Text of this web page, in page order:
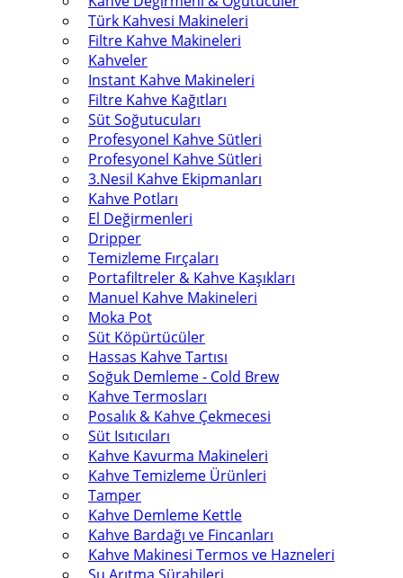
Türk Kahvesi Makineleri
Filtre Kahve Makineleri
Kahveler
Instant Kahve Makineleri
Filtre Kahve Kağıtları
Süt Soğutucuları
Profesyonel Kahve Sütleri
Profesyonel Kahve Sütleri
3.Nesil Kahve Ekipmanları
Kahve Potları
El Değirmenleri
Dripper
Temizleme Fırçaları
Portafiltreler & Kahve Kaşıkları
Manuel Kahve Makineleri
Moka Pot
Süt Köpürtücüler
Hassas Kahve Tartısı
Soğuk Demleme - Cold Brew
Kahve Termosları
Posalık & Kahve Çekmecesi
Süt Isıtıcıları
Kahve Kavurma Makineleri
Kahve Temizleme Ürünleri
Tamper
Kahve Demleme Kettle
Kahve Bardağı ve Fincanları
Kahve Makinesi Termos ve Hazneleri